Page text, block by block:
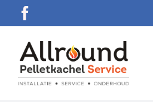
naar
inhoud